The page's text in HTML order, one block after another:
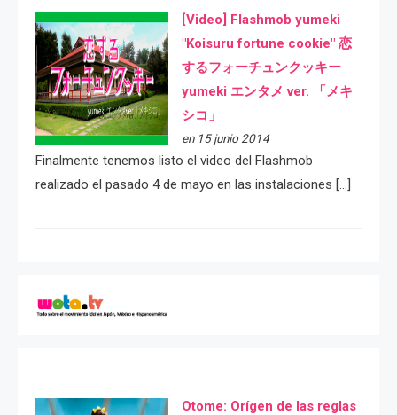
[Video] Flashmob yumeki
"Koisuru fortune cookie" 恋
するフォーチュンクッキー
yumeki エンタメ ver. 「メキ
シコ」
en 15 junio 2014
Finalmente tenemos listo el video del Flashmob
realizado el pasado 4 de mayo en las instalaciones […]
Otome: Orígen de las reglas